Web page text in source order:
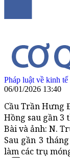
Pháp luật về kinh tế
06/01/2026 13:40
Cầu Trần Hưng
Hồng sau gần 3
Bài và ảnh: N.
Sau gần 3
làm các trụ